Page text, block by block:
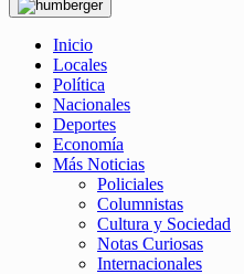
Inicio
Locales
Política
Nacionales
Deportes
Economía
Más Noticias
Policiales
Columnistas
Cultura y Sociedad
Notas Curiosas
Internacionales